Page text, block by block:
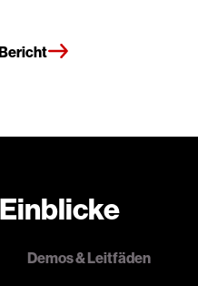
Demos & Leitfäden